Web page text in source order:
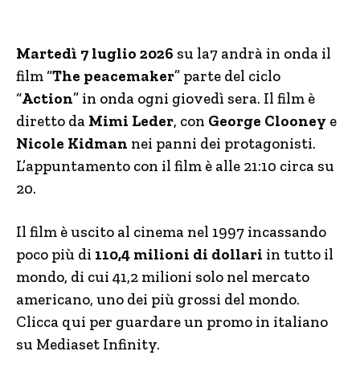
Martedì 7 luglio 2026 su la7 andrà in onda il
film “The peacemaker” parte del ciclo
“Action” in onda ogni giovedì sera. Il film è
diretto da Mimi Leder, con George Clooney e
Nicole Kidman nei panni dei protagonisti.
L’appuntamento con il film è alle 21:10 circa su
20.
Il film è uscito al cinema nel 1997 incassando
poco più di 110,4 milioni di dollari in tutto il
mondo, di cui 41,2 milioni solo nel mercato
americano, uno dei più grossi del mondo.
Clicca qui per guardare un promo in italiano
su Mediaset Infinity.